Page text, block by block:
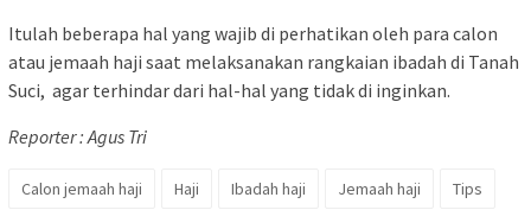
Itulah beberapa hal yang wajib di perhatikan oleh para calon
atau jemaah haji saat melaksanakan rangkaian ibadah di Tanah
Suci, agar terhindar dari hal-hal yang tidak di inginkan.
Reporter : Agus Tri
Calon jemaah haji Haji Ibadah haji Jemaah haji Tips